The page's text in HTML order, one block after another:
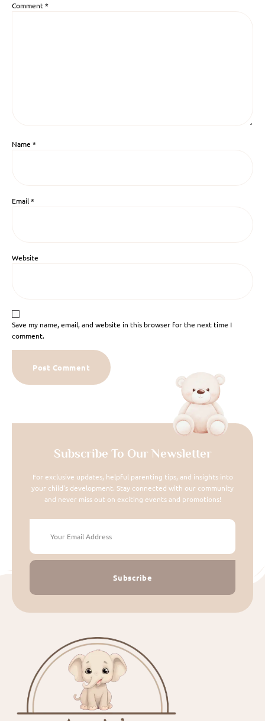
Comment*
Name *
Email*
Website
Save my name, email, and website in this browser for the next time I
comment.
Subscribe To Our Newsletter
For exclusive updates, helpful parenting tips, and insights into
your child's development. Stay connected with our community
and never miss out on exciting events and promotions!
Subscribe